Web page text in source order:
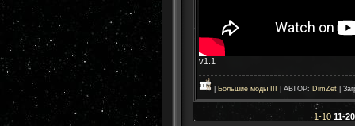
v1.1
Большие моды III | АВТОР: DimZet |
1-10 11-20